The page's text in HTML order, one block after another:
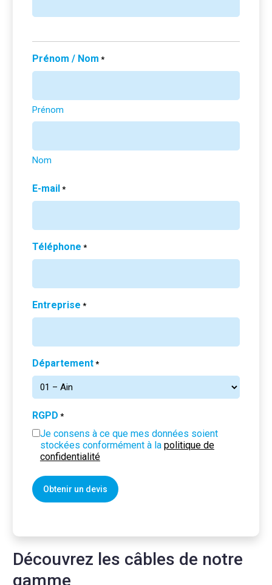
Prénom / Nom *
Prénom
Nom
E-mail *
Téléphone *
Entreprise *
Département *
RGPD *
Je consens à ce que mes données soient
stockées conformément à la politique de
confidentialité
Découvrez les câbles de notre
gamme